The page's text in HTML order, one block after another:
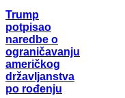
Trump
potpisao
naredbe o
ograničavanju
američkog
državljanstva
po rođenju